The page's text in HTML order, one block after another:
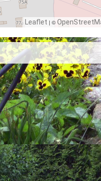
Leaflet | ©